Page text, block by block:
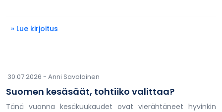
» Lue kirjoitus
30.07.2026 - Anni Savolainen
Suomen kesäsäät, tohtiiko valittaa?
Tänä vuonna kesäkuukaudet ovat vierähtäneet hyvinkin